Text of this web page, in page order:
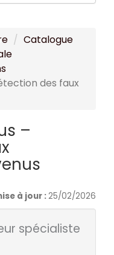
Catalogue
des faux
–
à jour :25/02/2026
spécialiste